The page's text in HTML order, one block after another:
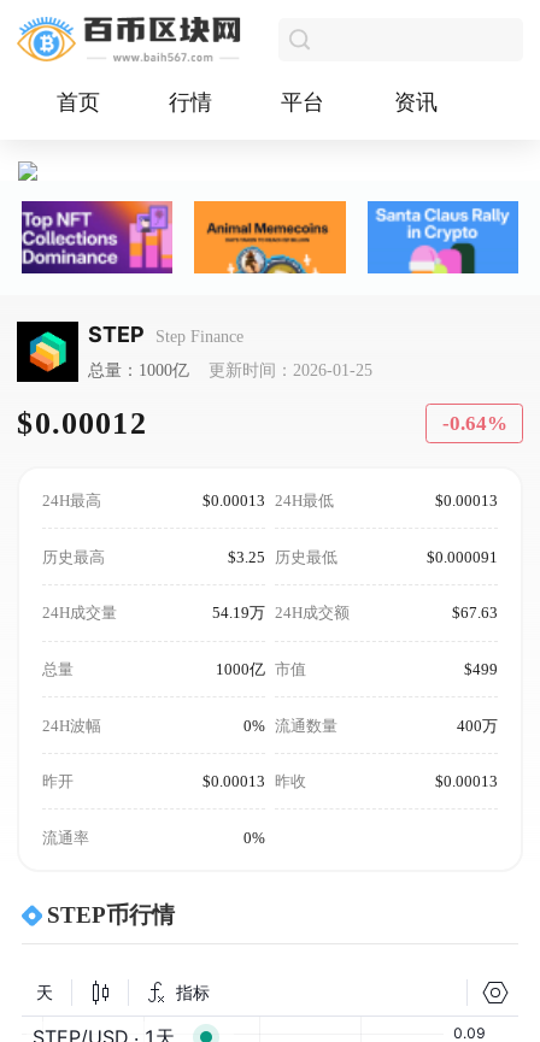
首页 行情 平台 资讯
STEP
Step Finance
总量：1000亿
更新时间：2026-01-25
$0.00012 -0.64%
24H最高 $0.00013 24H最低 $0.00013
历史最高 $3.25 历史最低 $0.000091
24H成交量 54.19万 24H成交额 $67.63
总量 1000亿 市值 $499
24H波幅 0% 流通数量 400万
昨开 $0.00013 昨收 $0.00013
流通率 0%
STEP币行情